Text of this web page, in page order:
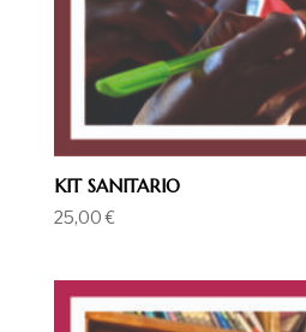
KIT SANITARIO
25,00€